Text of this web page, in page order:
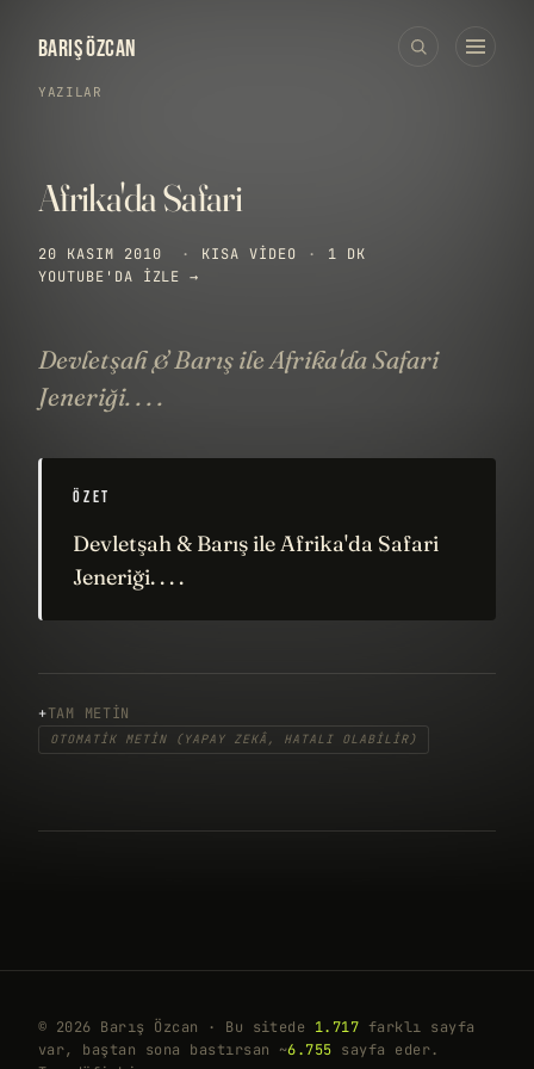
BARIŞ ÖZCAN
YAZILAR
Afrika'da Safari
20 KASIM 2010 · KISA VIDEO ·
1 DK
YOUTUBE'DA IZLE →
Devletşah & Barış ile Afrika'da Safari
Jeneriği. . . .
ÖZET
Devletşah & Barış ile Afrika'da Safari
Jeneriği. . . .
TAM METIN
OTOMATIK METIN (YAPAY ZEKÂ, HATALI OLABILIR)
© 2026 Barış Özcan · Bu sitede 1.717 farklı sayfa
var, baştan sona bastırsan ~6.755 sayfa eder.